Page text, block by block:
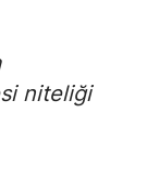
niteliği